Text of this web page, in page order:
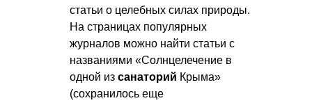
статьи о целебных силах природы.
На страницах популярных
журналов можно найти статьи с
названиями «Солнцелечение в
одной из санаторий Крыма»
(сохранилось еще